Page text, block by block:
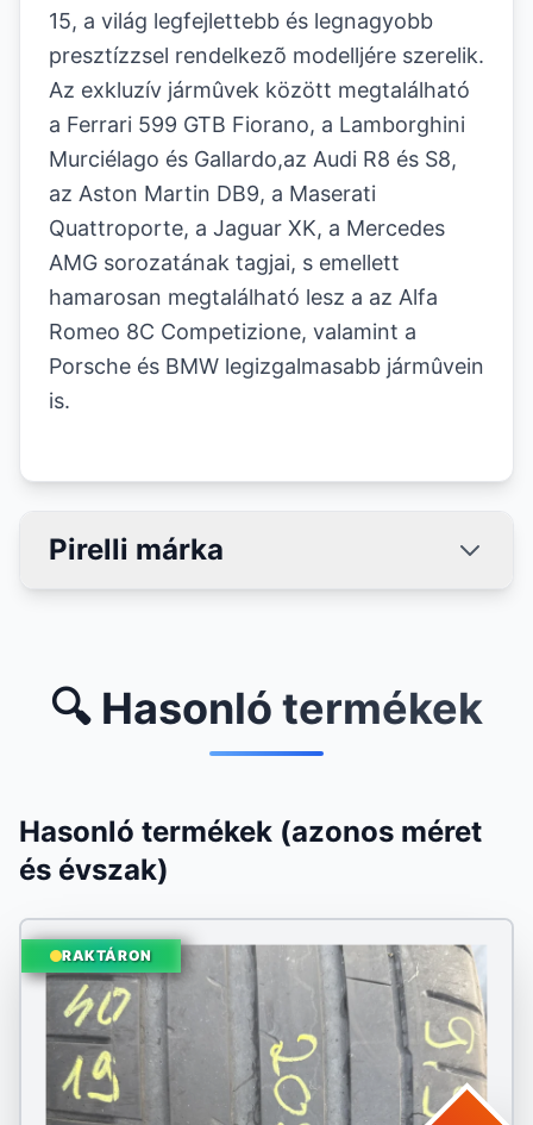
15, a világ legfejlettebb és legnagyobb
presztízzsel rendelkezõ modelljére szerelik.
Az exkluzív jármûvek között megtalálható
a Ferrari 599 GTB Fiorano, a Lamborghini
Murciélago és Gallardo,az Audi R8 és S8,
az Aston Martin DB9, a Maserati
Quattroporte, a Jaguar XK, a Mercedes
AMG sorozatának tagjai, s emellett
hamarosan megtalálható lesz a az Alfa
Romeo 8C Competizione, valamint a
Porsche és BMW legizgalmasabb jármûvein
is.
Pirelli márka
🔍 Hasonló termékek
Hasonló termékek (azonos méret
és évszak)
RAKTÁRON